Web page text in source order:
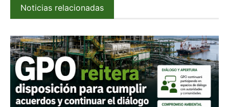
Noticias relacionadas